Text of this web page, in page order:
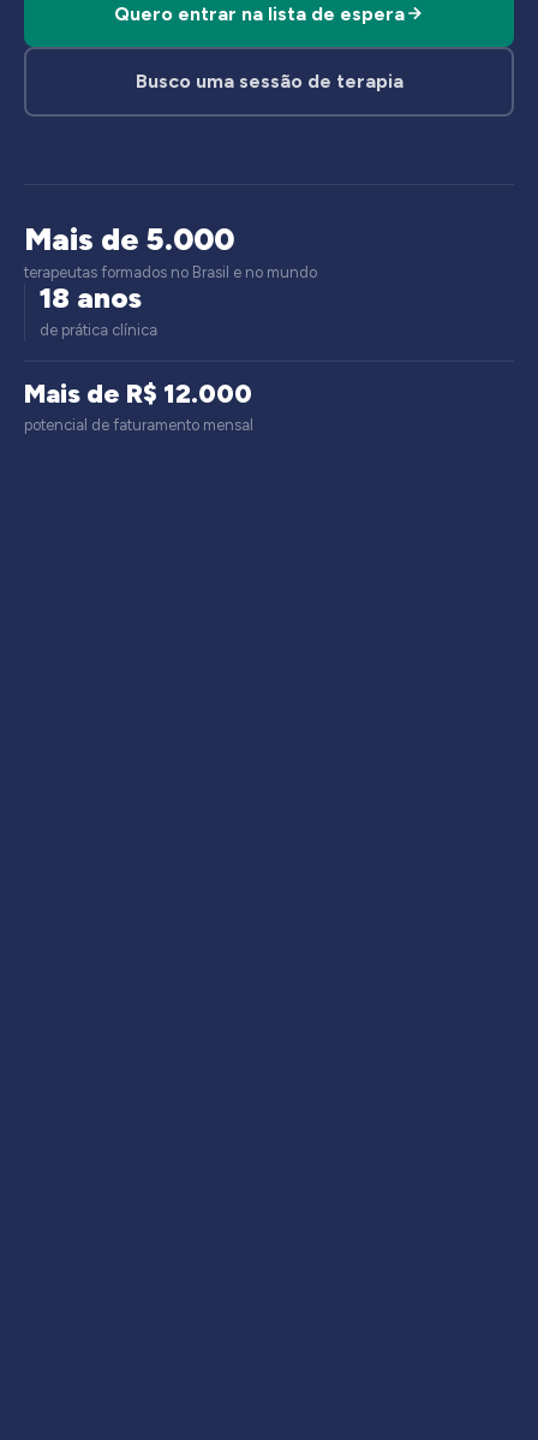
Quero entrar na lista de espera
Busco uma sessão de terapia
Mais de 5.000
terapeutas formados no Brasil e no mundo
18 anos
de prática clínica
Mais de R$ 12.000
potencial de faturamento mensal